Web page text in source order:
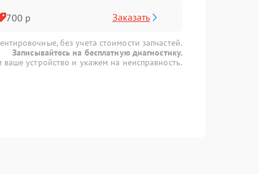
700 р Заказать
без учета стоимости запчастей.
Записывайтесь на бесплатную диагностику.
устройство и укажем на неисправность.